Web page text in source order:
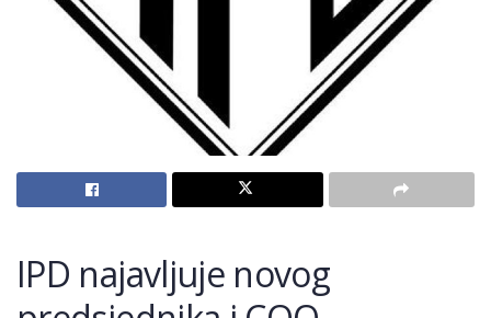
IPD najavljuje novog